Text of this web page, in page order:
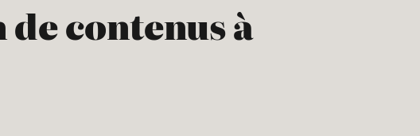
contenus à